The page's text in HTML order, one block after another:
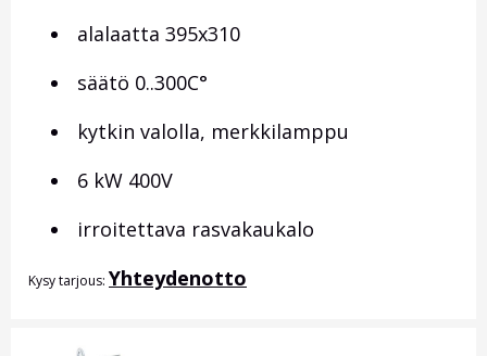
alalaatta 395x310
säätö 0..300C°
kytkin valolla, merkkilamppu
6 kW 400V
irroitettava rasvakaukalo
Kysy tarjous: Yhteydenotto